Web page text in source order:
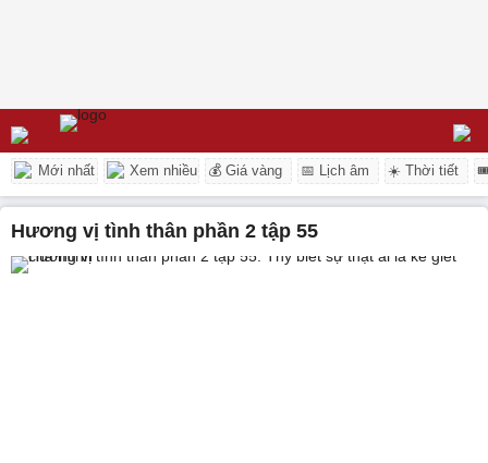
Mới nhất Xem nhiều 💰 Giá vàng 📅 Lịch âm ☀️ Thời tiết
Hương vị tình thân phần 2 tập 55